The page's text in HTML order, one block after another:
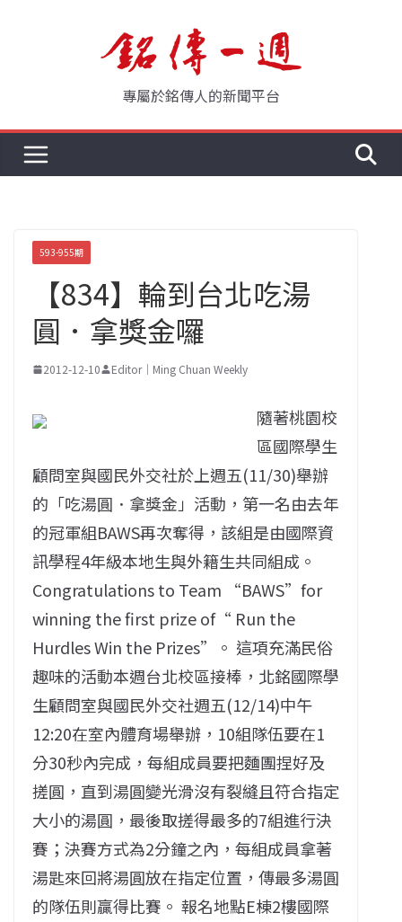
專屬於銘傳人的新聞平台
593-955期
【834】輪到台北吃湯
圓．拿獎金囉
2012-12-10 Editor｜Ming Chuan Weekly
隨著桃園校
區國際學生
顧問室與國民外交社於上週五(11/30)舉辦
的「吃湯圓．拿獎金」活動，第一名由去年
的冠軍組BAWS再次奪得，該組是由國際資
訊學程4年級本地生與外籍生共同組成。
Congratulations to Team “BAWS”for
winning the first prize of“ Run the
Hurdles Win the Prizes”。 這項充滿民俗
趣味的活動本週台北校區接棒，北銘國際學
生顧問室與國民外交社週五(12/14)中午
12:20在室內體育場舉辦，10組隊伍要在1
分30秒內完成，每組成員要把麵團捏好及
搓圓，直到湯圓變光滑沒有裂縫且符合指定
大小的湯圓，最後取搓得最多的7組進行決
賽；決賽方式為2分鐘之內，每組成員拿著
湯匙來回將湯圓放在指定位置，傳最多湯圓
的隊伍則贏得比賽。 報名地點E棟2樓國際